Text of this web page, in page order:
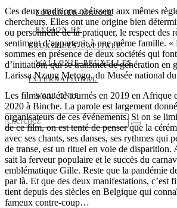
FOURNIER-MAJOIE
RÉGION DE
BRUXELLES-CAPITALE
WALLONIE-BRUXELLES
INTERNATIONAL
WALLONIE
Ces deux traditions obéissent aux mêmes
chercheurs. Elles ont une origine bien
ou personnelle de la pratiquer, le respect des
sentiment d’appartenir à une même famille.
sommes en présence de deux sociétés qui
d’initiation, qui se transmet de génération en
Larissa Nzang Metogo, du Musée national
Les films ont été tournés en 2019 en Afrique
2020 à Binche. La parole est largement
organisateurs de ces événements. Si on se
de ce film, on est tenté de penser que la
avec ses chants, ses danses, ses rythmes qui
de transe, est un rituel en voie de disparition.
sait la ferveur populaire et le succès du
emblématique Gille. Reste que la pandémie
par là. Et que des deux manifestations, c’est
tient depuis des siècles en Belgique qui
fameux contre-coup…